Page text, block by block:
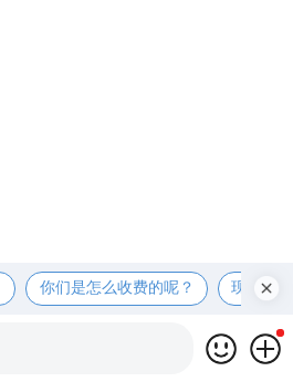
你们是怎么收费的呢？ 现在有